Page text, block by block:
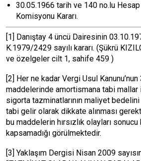
30.05.1966 tarih ve 140 no.lu Hesap
Komisyonu Kararı.
[1] Danıştay 4 üncü Dairesinin
K.1979/2429 sayılı kararı. (Şükrü
ve özelgeler cilt 1, sahife 459 )
[2] Her ne kadar Vergi Usul
maddelerinde amortismana tabi
sigorta tazminatlarının maliyet bedelini
tabi gelir olarak dikkate alınması
bu maddelerin hırsızlık olayları
kapsamadığı görülmektedir.
[3] Yaklaşım Dergisi Nisan 2009